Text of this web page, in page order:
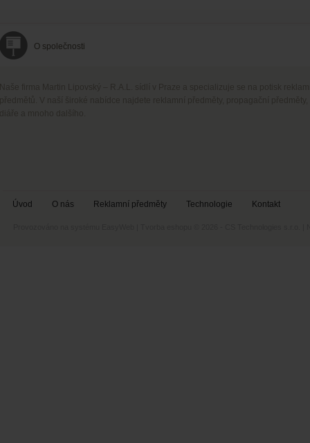
O společnosti
Úvod O nás Reklamní předměty Technologie Kontakt